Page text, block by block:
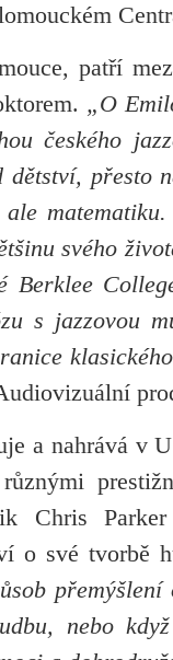
patří
„O
českého
přesto
svého
Berklee
s jazzovou
a nahrává v
Chris
o své tvorbě
nebo